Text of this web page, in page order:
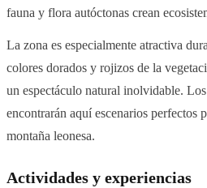
fauna y flora autóctonas crean
La zona es especialmente atractiva
colores dorados y rojizos de la
un espectáculo natural inolvidable.
encontrarán aquí escenarios perfectos
montaña leonesa.
Actividades y experiencias